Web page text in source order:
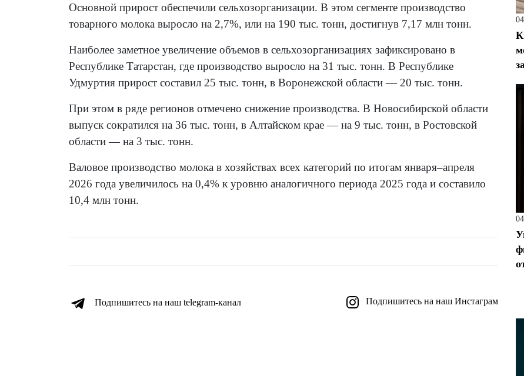
Основной прирост обеспечили сельхозорганизации. В этом сегменте производство
товарного молока выросло на 2,7%, или на 190 тыс. тонн, достигнув 7,17 млн тонн.
Наиболее заметное увеличение объемов в сельхозорганизациях зафиксировано в
Республике Татарстан, где производство выросло на 31 тыс. тонн. В Республике
Удмуртия прирост составил 25 тыс. тонн, в Воронежской области — 20 тыс. тонн.
При этом в ряде регионов отмечено снижение производства. В Новосибирской области
выпуск сократился на 36 тыс. тонн, в Алтайском крае — на 9 тыс. тонн, в Ростовской
области — на 3 тыс. тонн.
Валовое производство молока в хозяйствах всех категорий по итогам января–апреля
2026 года увеличилось на 0,4% к уровню аналогичного периода 2025 года и составило
10,4 млн тонн.
Подпишитесь на наш telegram-канал Подпишитесь на наш Инстаграм